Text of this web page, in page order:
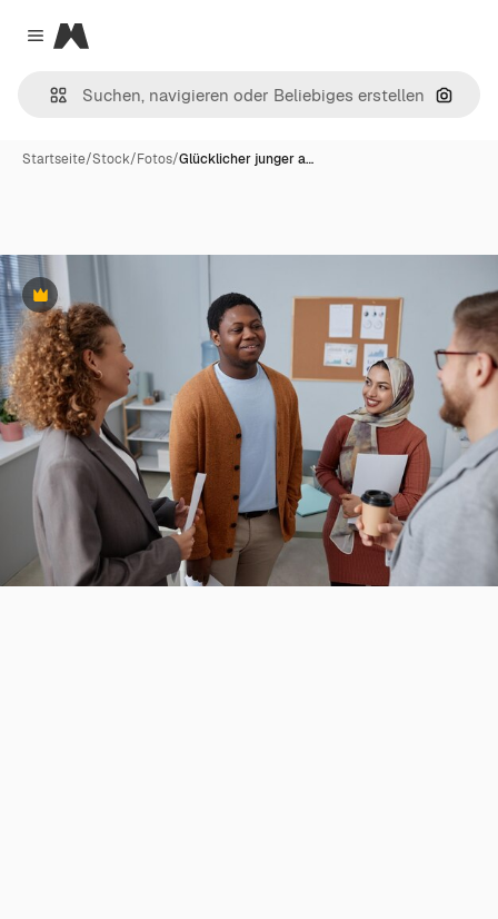
Close menu
Magnific
Nach
Startseite/Stock/Fotos/Glücklicher junger a…
Premium